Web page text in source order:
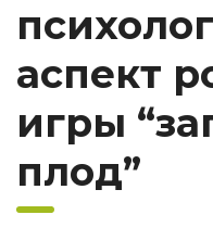
аспект
игры
плод”